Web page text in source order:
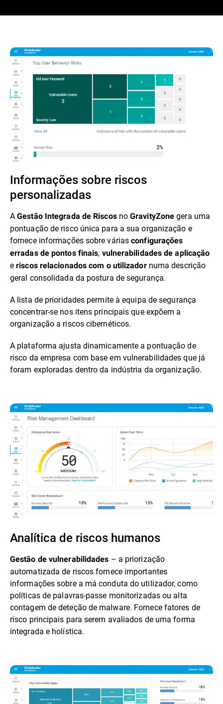
Informações sobre riscos
personalizadas
AGestão Integrada de RiscosnoGravityZone gera uma
pontuação de risco única para a sua organização e
fornece informações sobre váriasconfigurações
erradas de pontos finais, vulnerabilidades de aplicação
eriscos relacionados com o utilizadornuma descrição
geral consolidada da postura de segurança.
A lista de prioridades permite à equipa de segurança
concentrar-se nos itens principais que expõem a
organização a riscos cibernéticos.
A plataforma ajusta dinamicamente a pontuação de
risco da empresa com base em vulnerabilidades que já
foram exploradas dentro da indústria da organização.
Analítica de riscos humanos
Gestão de vulnerabilidades – a priorização
automatizada de riscos fornece importantes
informações sobre a má conduta do utilizador, como
políticas de palavras-passe monitorizadas ou alta
contagem de deteção de malware. Fornece fatores de
risco principais para serem avaliados de uma forma
integrada e holística.